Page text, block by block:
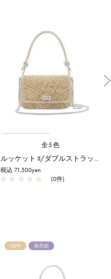
全5色
ルッケット II/ダブルストラップ/シルバーゴールド
税込 71,500yen
☆ ☆ ☆ ☆ ☆ (0件)
NEW 発売前